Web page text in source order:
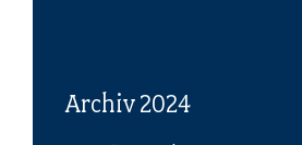
Archiv 2024